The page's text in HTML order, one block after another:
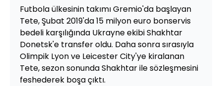
Futbola ülkesinin takımı Gremio'da başlayan
Tete, Şubat 2019'da 15 milyon euro bonservis
bedeli karşılığında Ukrayne ekibi Shakhtar
Donetsk'e transfer oldu. Daha sonra sırasıyla
Olimpik Lyon ve Leicester City'ye kiralanan
Tete, sezon sonunda Shakhtar ile sözleşmesini
feshederek boşa çıktı.